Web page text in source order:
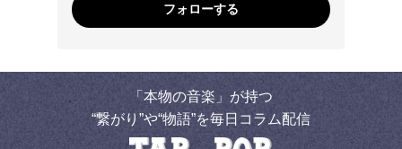
フォローする
「本物の音楽」が持つ
“繋がり”や“物語”を毎日コラム配信